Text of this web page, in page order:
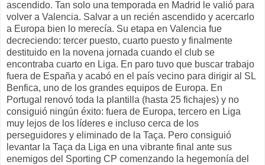
ascendido. Tan solo una temporada en Madrid le valió para
volver a Valencia. Salvar a un recién ascendido y acercarlo
a Europa bien lo merecía. Su etapa en Valencia fue
decreciendo: tercer puesto, cuarto puesto y finalmente
destituido en la novena jornada cuando el club se
encontraba cuarto en Liga. En paro tuvo que buscar trabajo
fuera de España y acabó en el país vecino para dirigir al SL
Benfica, uno de los grandes equipos de Europa. En
Portugal renovó toda la plantilla (hasta 25 fichajes) y no
consiguió ningún éxito: fuera de Europa, tercero en Liga
muy lejos de los líderes e incluso cerca de los
perseguidores y eliminado de la Taça. Pero consiguió
levantar la Taça da Liga en una vibrante final ante sus
enemigos del Sporting CP comenzando la hegemonía del